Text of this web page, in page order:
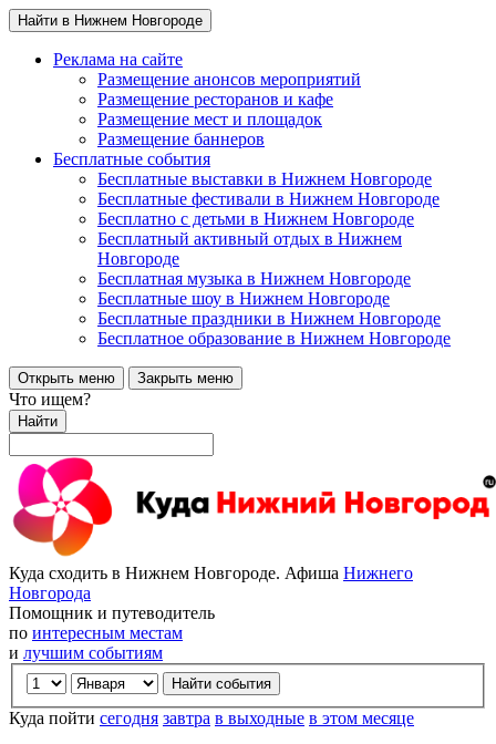
Найти в Нижнем Новгороде
Реклама на сайте
Размещение анонсов мероприятий
Размещение ресторанов и кафе
Размещение мест и площадок
Размещение баннеров
Бесплатные события
Бесплатные выставки в Нижнем Новгороде
Бесплатные фестивали в Нижнем Новгороде
Бесплатно с детьми в Нижнем Новгороде
Бесплатный активный отдых в Нижнем
Новгороде
Бесплатная музыка в Нижнем Новгороде
Бесплатные шоу в Нижнем Новгороде
Бесплатные праздники в Нижнем Новгороде
Бесплатное образование в Нижнем Новгороде
Открыть меню Закрыть меню
Что ищем?
Найти
Куда сходить в Нижнем Новгороде. Афиша Нижнего
Новгорода
Помощник и путеводитель
по интересным местам
и лучшим событиям
Куда пойти сегодня завтра в выходные в этом месяце